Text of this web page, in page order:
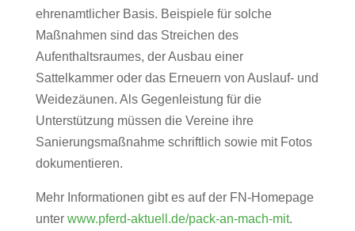
ehrenamtlicher Basis. Beispiele für solche
Maßnahmen sind das Streichen des
Aufenthaltsraumes, der Ausbau einer
Sattelkammer oder das Erneuern von Auslauf- und
Weidezäunen. Als Gegenleistung für die
Unterstützung müssen die Vereine ihre
Sanierungsmaßnahme schriftlich sowie mit Fotos
dokumentieren.
Mehr Informationen gibt es auf der FN-Homepage
unterwww.pferd-aktuell.de/pack-an-mach-mit.